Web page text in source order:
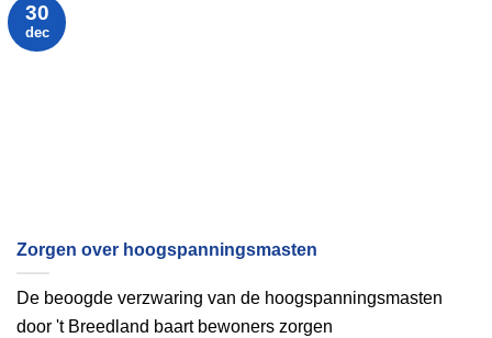
Zorgen over hoogspanningsmasten
De beoogde verzwaring van de hoogspanningsmasten
door 't Breedland baart bewoners zorgen
30
dec